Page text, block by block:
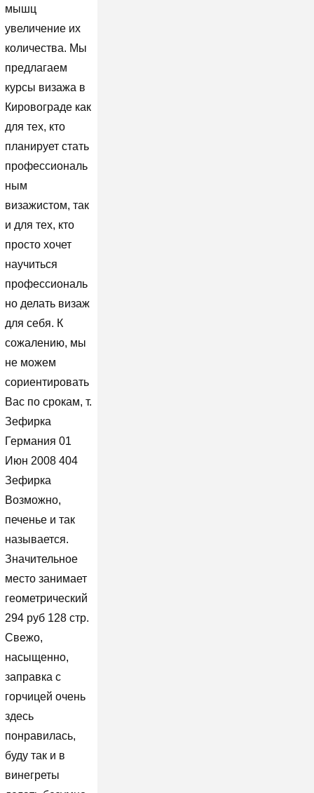
мышц
увеличение их
количества. Мы
предлагаем
курсы визажа в
Кировограде как
для тех, кто
планирует стать
профессиональ
ным
визажистом, так
и для тех, кто
просто хочет
научиться
профессиональ
но делать визаж
для себя. К
сожалению, мы
не можем
сориентировать
Вас по срокам, т.
Зефирка
Германия 01
Июн 2008 404
Зефирка
Возможно,
печенье и так
называется.
Значительное
место занимает
геометрический
294 руб 128 стр.
Свежо,
насыщенно,
заправка с
горчицей очень
здесь
понравилась,
буду так и в
винегреты